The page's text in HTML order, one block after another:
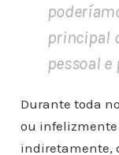
principal
pessoal
Durante toda
ou infelizmente
indiretamente,